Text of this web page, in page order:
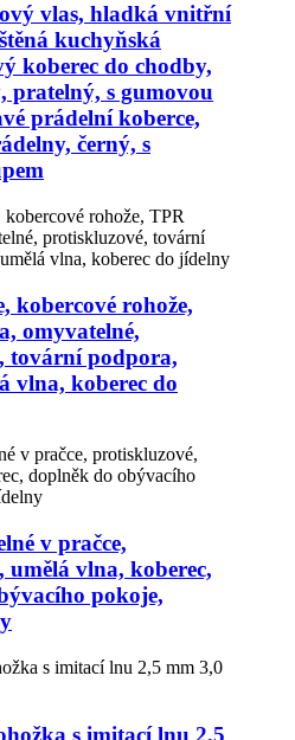
vlas, hladká vnitřní
kuchyňská
koberec do chodby,
pratelný, s gumovou
prádelní koberce,
černý, s
kobercové rohože,
omyvatelné,
tovární podpora,
vlna, koberec do
v pračce,
umělá vlna, koberec,
pokoje,
s imitací lnu 2,5